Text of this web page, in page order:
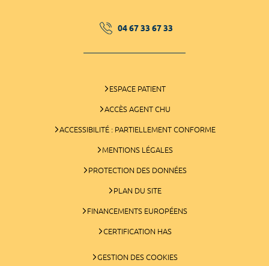
04 67 33 67 33
ESPACE PATIENT
ACCÈS AGENT CHU
ACCESSIBILITÉ : PARTIELLEMENT CONFORME
MENTIONS LÉGALES
PROTECTION DES DONNÉES
PLAN DU SITE
FINANCEMENTS EUROPÉENS
CERTIFICATION HAS
GESTION DES COOKIES